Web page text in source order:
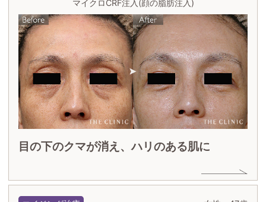
マイクロCRF注入(顔の脂肪注入)
目の下のクマが消え、ハリのある肌に